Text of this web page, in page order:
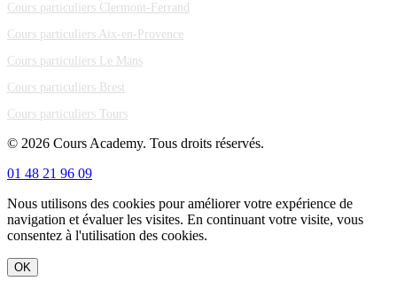
Cours particuliers Clermont-Ferrand
Cours particuliers Aix-en-Provence
Cours particuliers Le Mans
Cours particuliers Brest
Cours particuliers Tours
© 2026 Cours Academy. Tous droits réservés.
01 48 21 96 09
Nous utilisons des cookies pour améliorer votre expérience de
navigation et évaluer les visites. En continuant votre visite, vous
consentez à l'utilisation des cookies.
OK